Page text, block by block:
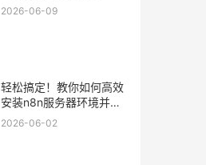
效率的10个技巧
2026-06-09
轻松搞定！教你如何高效
安装n8n服务器环境并运
行流程
2026-06-02